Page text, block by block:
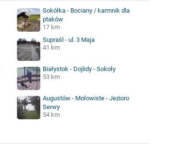
Sokółka - Bociany / karmnik dla
ptaków
17 km
Supraśl - ul. 3 Maja
41 km
Białystok - Dojlidy - Sokoły
53 km
Augustów - Mołowiste - Jezioro
Serwy
54 km